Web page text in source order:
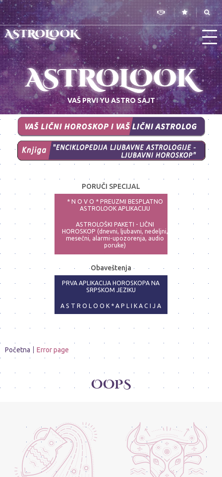
ASTROLOOK
ASTROLOOK
VAŠ PRVI YU ASTRO SAJT
PORUČI SPECIJAL
* N O V O * PREUZMI BESPLATNO
ASTROLOOK APLIKACIJU
ASTROLOŠKI PAKETI - LIČNI
HOROSKOP (dnevni, ljubavni, nedeljni,
mesečni, alarmi-upozorenja, audio
poruke)
ANALIZE
Obaveštenja
PRVA APLIKACIJA HOROSKOPA NA
SRPSKOM JEZIKU
A S T R O L O O K * A P L I K A C I J A
Početna Error page
OOPS